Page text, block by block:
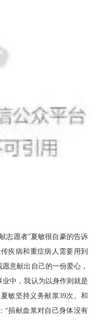
志愿者”夏敏很自豪的告诉
疾病和重症病人需要用到
意献出自己的一份爱心，
中，我认为以身作则就是
敏坚持义务献浆39次。和
“捐献血浆对自己身体没有